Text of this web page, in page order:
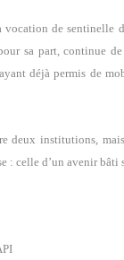
vocation de
sa part, continue
déjà permis de
deux institutions,
: celle d’un avenir